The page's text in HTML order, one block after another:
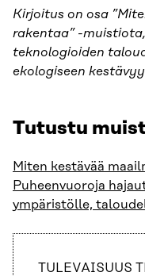
Kirjoitus on osa
rakentaa” -
teknologioiden
ekologiseen
Tutustu
Miten kestävää
Puheenvuoroja
ympäristölle,
TULEVAISUUS